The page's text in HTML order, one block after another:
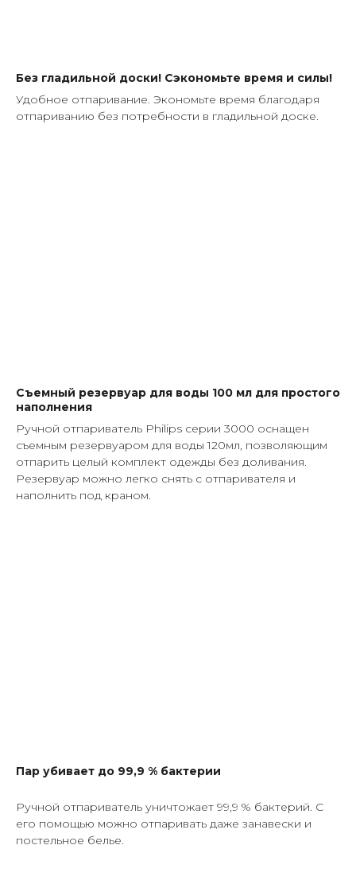
Без гладильной доски! Сэкономьте время и силы!
Удобное отпаривание. Экономьте время благодаря
отпариванию без потребности в гладильной доске.
Съемный резервуар для воды 100 мл для простого
наполнения
Ручной отпариватель Philips серии 3000 оснащен
съемным резервуаром для воды 120мл, позволяющим
отпарить целый комплект одежды без доливания.
Резервуар можно легко снять с отпаривателя и
наполнить под краном.
Пар убивает до 99,9 % бактерии
Ручной отпариватель уничтожает 99,9 % бактерий. С
его помощью можно отпаривать даже занавески и
постельное белье.